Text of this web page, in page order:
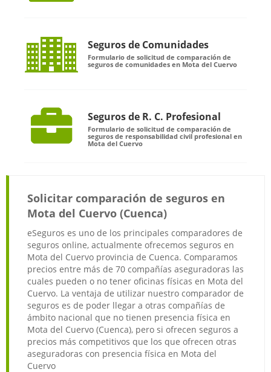
Seguros de Comunidades
Formulario de solicitud de comparación de
seguros de comunidades en Mota del Cuervo
Seguros de R. C. Profesional
Formulario de solicitud de comparación de
seguros de responsabilidad civil profesional en
Mota del Cuervo
Solicitar comparación de seguros en
Mota del Cuervo (Cuenca)
eSeguros es uno de los principales comparadores de
seguros online, actualmente ofrecemos seguros en
Mota del Cuervo provincia de Cuenca. Comparamos
precios entre más de 70 compañías aseguradoras las
cuales pueden o no tener oficinas físicas en Mota del
Cuervo. La ventaja de utilizar nuestro comparador de
seguros es de poder llegar a otras compañías de
ámbito nacional que no tienen presencia física en
Mota del Cuervo (Cuenca), pero si ofrecen seguros a
precios más competitivos que los que ofrecen otras
aseguradoras con presencia física en Mota del
Cuervo